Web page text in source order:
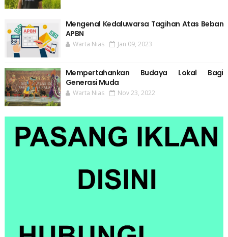
Mengenal Kedaluwarsa Tagihan Atas Beban
APBN
Warta Nias Jan 09, 2023
Mempertahankan Budaya Lokal Bagi
Generasi Muda
Warta Nias Nov 23, 2022